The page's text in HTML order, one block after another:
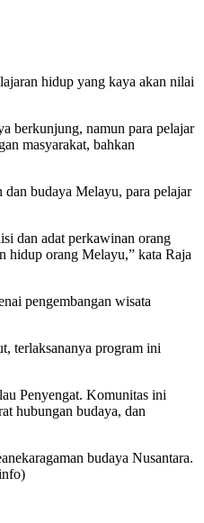
hidup yang kaya akan nilai
berkunjung, namun para pelajar
masyarakat, bahkan
dan budaya Melayu, para pelajar
dan adat perkawinan orang
hidup orang Melayu,” kata Raja
pengembangan wisata
terlaksananya program ini
Penyengat. Komunitas ini
hubungan budaya, dan
budaya Nusantara.